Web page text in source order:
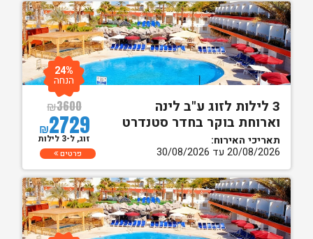
3 לילות לזוג ע"ב לינה
וארוחת בוקר בחדר סטנדרט
תאריכי האירוח:
20/08/2026 עד 30/08/2026
₪3600
₪2729
24%
הנחה
זוג, ל-3 לילות
פרטים